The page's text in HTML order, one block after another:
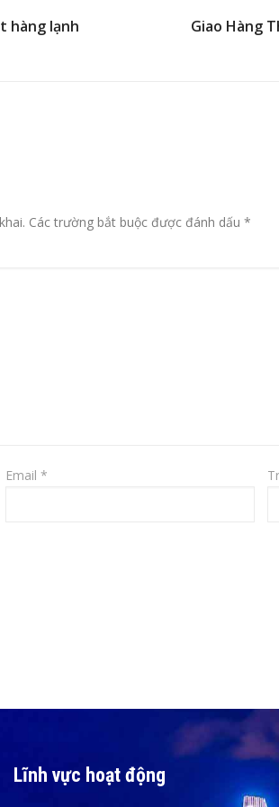
hàng lạnh
Giao Hàng
Các trường bắt buộc được đánh dấu *
Email*
Lĩnh vực hoạt động